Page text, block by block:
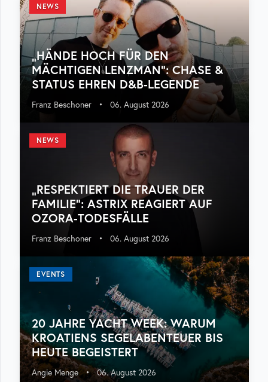
NEWS
„HÄNDE HOCH FÜR DEN
MÄCHTIGEN LENZMAN“: CHASE &
STATUS EHREN D&B-LEGENDE
Franz Beschoner • 06. August 2026
NEWS
„RESPEKTIERT DIE TRAUER DER
FAMILIE“: ASTRIX REAGIERT AUF
OZORA-TODESFÄLLE
Franz Beschoner • 06. August 2026
EVENTS
20 JAHRE YACHT WEEK: WARUM
KROATIENS SEGELABENTEUER BIS
HEUTE BEGEISTERT
Angie Menge • 06. August 2026